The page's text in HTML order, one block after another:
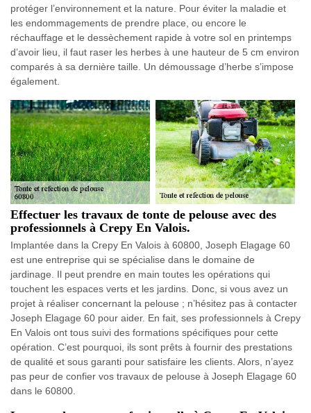
protéger l’environnement et la nature. Pour éviter la maladie et
les endommagements de prendre place, ou encore le
réchauffage et le dessèchement rapide à votre sol en printemps
d’avoir lieu, il faut raser les herbes à une hauteur de 5 cm environ
comparés à sa dernière taille. Un démoussage d’herbe s’impose
également.
Effectuer les travaux de tonte de pelouse avec des
professionnels à Crepy En Valois.
Implantée dans la Crepy En Valois à 60800, Joseph Elagage 60
est une entreprise qui se spécialise dans le domaine de
jardinage. Il peut prendre en main toutes les opérations qui
touchent les espaces verts et les jardins. Donc, si vous avez un
projet à réaliser concernant la pelouse ; n’hésitez pas à contacter
Joseph Elagage 60 pour aider. En fait, ses professionnels à Crepy
En Valois ont tous suivi des formations spécifiques pour cette
opération. C’est pourquoi, ils sont prêts à fournir des prestations
de qualité et sous garanti pour satisfaire les clients. Alors, n’ayez
pas peur de confier vos travaux de pelouse à Joseph Elagage 60
dans le 60800.